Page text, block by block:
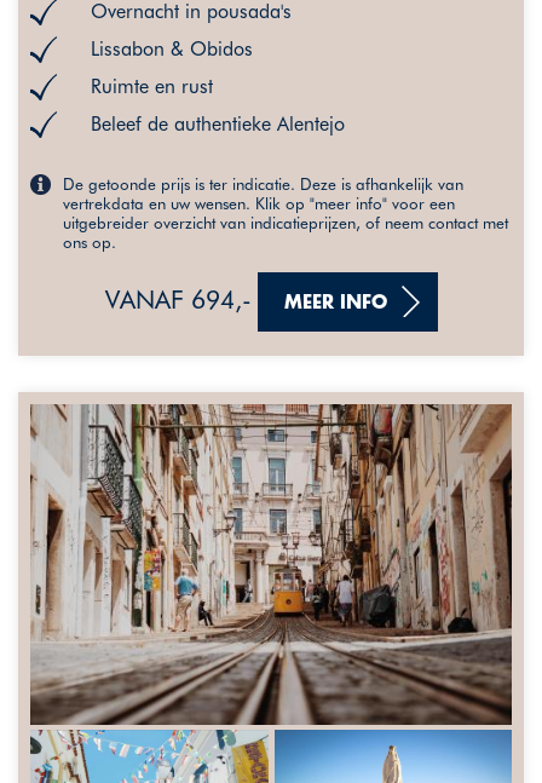
Overnacht in pousada's
Lissabon & Obidos
Ruimte en rust
Beleef de authentieke Alentejo
De getoonde prijs is ter indicatie. Deze is afhankelijk van
vertrekdata en uw wensen. Klik op "meer info" voor een
uitgebreider overzicht van indicatieprijzen, of neem contact met
ons op.
VANAF 694,- MEER INFO